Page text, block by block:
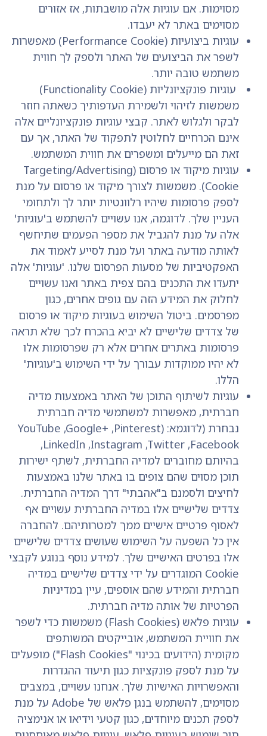
מסוימות. אם עוגיות אלה מושבתות, אז אזורים
מסוימים באתר לא יעבדו.
עוגיות ביצועיות (Performance Cookie) מאפשרות
לשפר את הביצועים של האתר ולספק לך חווית
משתמש טובה יותר.
עוגיות פונקציונליות (Functionality Cookie)
משמשות לזיהוי ולשמירת העדפותיך כשאתה חוזר
לבקר ולגלוש לאתר. קבצי עוגיות פונקציונליים אלה
אינם הכרחיים לחלוטין לתפקוד של האתר, אך עם
זאת הם מייעלים ומשפרים את חווית המשתמש.
עוגיות מיקוד או פרסום (Targeting/Advertising
Cookie). משמשות לצורך מיקוד או פרסום על מנת
לספק פרסומות שיהיו רלוונטיות יותר לך ולתחומי
העניין שלך. לדוגמה, אנו עשויים להשתמש ב'עוגיות'
אלה על מנת להגביל את מספר הפעמים שתיחשף
לאותה מודעה באתר ועל מנת לסייע לאמוד את
האפקטיביות של מסעות הפרסום שלנו. 'עוגיות' אלה
יתעדו את התכנים בהם צפית באתר ואנו עשויים
לחלוק את המידע הזה עם גופים אחרים, כגון
מפרסמים. ביטול השימוש בעוגיות מיקוד או פרסום
של צדדים שלישיים לא יביא בהכרח לכך שלא תראה
פרסומות באתרים אחרים אלא רק שפרסומות אלו
לא יהיו ממוקדות עבורך על ידי השימוש ב'עוגיות'
הללו.
עוגיות לשיתוף התוכן של האתר באמצעות מדיה
חברתית, מאפשרות למשתמשי מדיה חברתית
נבחרת (לדוגמא: (YouTube ,Google+ ,Pinterest
,LinkedIn ,Instagram ,Twitter ,Facebook
בהיותם מחוברים למדיה החברתית, לשתף ישירות
תוכן מסוים שהם צופים בו באתר שלנו באמצעות
לחיצים ולסמנם ב"אהבתי" דרך המדיה החברתית.
צדדים שלישיים אלו במדיה החברתית עשויים אף
לאסוף פרטיים אישיים ממך למטרותיהם. להחברה
אין כל השפעה על השימוש שעושים צדדים שלישיים
אלו בפרטים האישיים שלך. למידע נוסף בנוגע לקבצי
Cookie המוגדרים על ידי צדדים שלישיים במדיה
חברתית והמידע שהם אוספים, עיין במדיניות
הפרטיות של אותה מדיה חברתית.
עוגיות פלאש (Flash Cookies) משמשות כדי לשפר
את חוויית המשתמש, אובייקטים המשותפים
מקומית (הידועים בכינוי "Flash Cookies") מופעלים
על מנת לספק פונקציות כגון תיעוד ההגדרות
והאפשרויות האישיות שלך. אנחנו עשויים, במצבים
מסוימים, להשתמש בנגן פלאש של Adobe על מנת
לספק תכנים מיוחדים, כגון קטעי וידיאו או אנימציה